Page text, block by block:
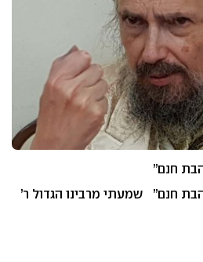
חנם”
חנם” שמעתי מרבינו הגדול ר’